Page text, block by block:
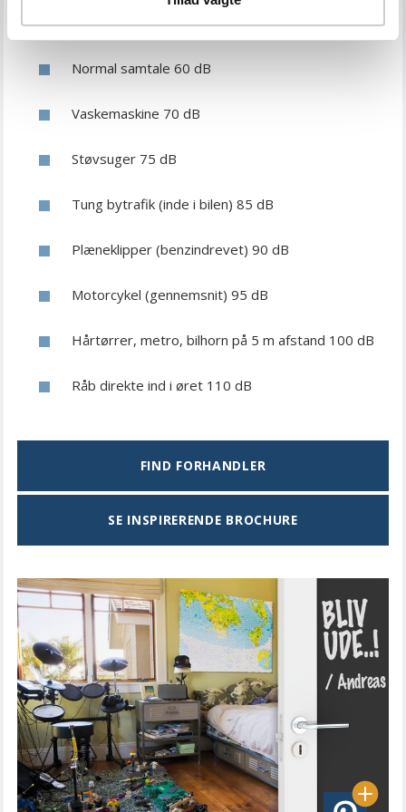
Køleskab 40 dB
Normal samtale 60 dB
Vaskemaskine 70 dB
Støvsuger 75 dB
Tung bytrafik (inde i bilen) 85 dB
Plæneklipper (benzindrevet) 90 dB
Motorcykel (gennemsnit) 95 dB
Hårtørrer, metro, bilhorn på 5 m afstand 100 dB
Råb direkte ind i øret 110 dB
FIND FORHANDLER
SE INSPIRERENDE BROCHURE